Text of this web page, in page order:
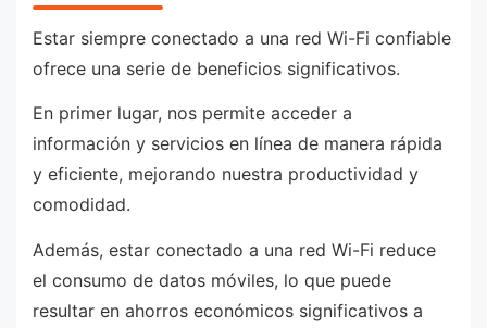
Estar siempre conectado a una red Wi-Fi confiable
ofrece una serie de beneficios significativos.
En primer lugar, nos permite acceder a
información y servicios en línea de manera rápida
y eficiente, mejorando nuestra productividad y
comodidad.
Además, estar conectado a una red Wi-Fi reduce
el consumo de datos móviles, lo que puede
resultar en ahorros económicos significativos a